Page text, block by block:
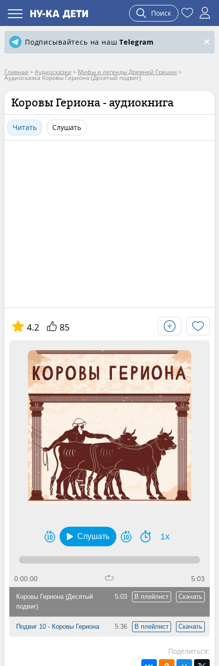
Поиск
Подписывайтесь на нашTelegram
Главная > Аудиосказки > Мифы и легенды Древней Греции >
Аудиосказка Коровы Гериона (Десятый подвиг)
Коровы Гериона - аудиокнига
Читать Слушать
4.2 85
Слушать 1x
0:00:00 5:03
5:03 В плейлист Скачать
Коровы Гериона (Десятый
подвиг)
5:36 В плейлист Скачать
Подвиг 10 - Коровы Гериона
Поделиться: